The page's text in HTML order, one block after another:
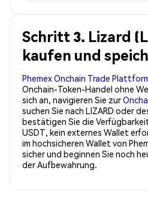
Schritt 3. Lizard
kaufen und
Phemex Onchain Trade
Onchain-Token-Handel ohne
sich an, navigieren Sie zur
suchen Sie nach LIZARD oder
bestätigen Sie die
USDT, kein externes Wallet
im hochsicheren Wallet von
sicher und beginnen Sie noch
der Aufbewahrung.